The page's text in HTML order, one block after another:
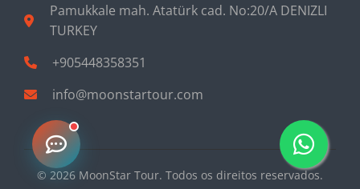
Pamukkale mah. Atatürk cad. No:20/A DENIZLI
TURKEY
+905448358351
info@moonstartour.com
© 2026 MoonStar Tour. Todos os direitos reservados.